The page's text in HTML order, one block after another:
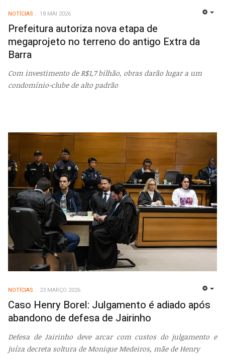
NOTÍCIAS 18 MAI 2026
Prefeitura autoriza nova etapa de
megaprojeto no terreno do antigo Extra da
Barra
Com investimento de R$1,7 bilhão, obras darão lugar a um
condomínio-clube de alto padrão
NOTÍCIAS 23 MARÇO 2026
Caso Henry Borel: Julgamento é adiado após
abandono de defesa de Jairinho
Defesa de Jairinho deve arcar com custos do julgamento e
juíza decreta soltura de Monique Medeiros, mãe de Henry